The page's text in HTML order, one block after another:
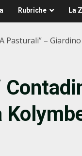
Rubriche La
Pasturali” –